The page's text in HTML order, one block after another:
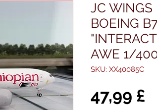
JC WINGS
BOEING
AWE 1/
SKU: XX40085C
47,99 £